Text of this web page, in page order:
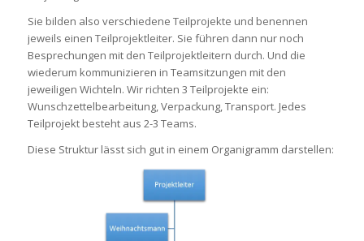
Sie bilden also verschiedene Teilprojekte und benennen
jeweils einen Teilprojektleiter. Sie führen dann nur noch
Besprechungen mit den Teilprojektleitern durch. Und die
wiederum kommunizieren in Teamsitzungen mit den
jeweiligen Wichteln. Wir richten 3 Teilprojekte ein:
Wunschzettelbearbeitung, Verpackung, Transport. Jedes
Teilprojekt besteht aus 2-3 Teams.
Diese Struktur lässt sich gut in einem Organigramm darstellen: